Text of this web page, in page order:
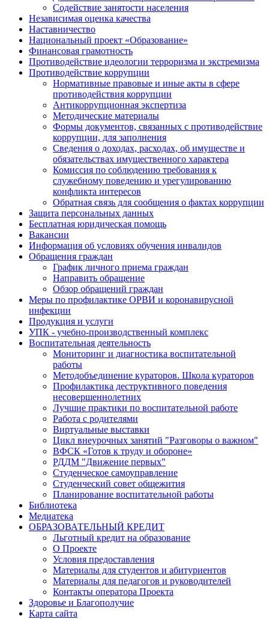
Содействие занятости населения
Независимая оценка качества
Наставничество
Национальный проект «Образование»
Финансовая грамотность
Противодействие идеологии терроризма и экстремизма
Противодействие коррупции
Нормативные правовые и иные акты в сфере
противодействия коррупции
Антикоррупционная экспертиза
Методические материалы
Формы документов, связанных с противодействие
коррупции, для заполнения
Сведения о доходах, расходах, об имуществе и
обязательствах имущественного характера
Комиссия по соблюдению требования к
служебному поведению и урегулированию
конфликта интересов
Обратная связь для сообщения о фактах коррупции
Защита персональных данных
Бесплатная юридическая помощь
Вакансии
Информация об условиях обучения инвалидов
Обращения граждан
График личного приема граждан
Направить обращение
Обзор обращений граждан
Меры по профилактике ОРВИ и коронавирусной
инфекции
Продукция и услуги
УПК - учебно-производственный комплекс
Воспитательная деятельность
Мониторинг и диагностика воспитательной
работы
Методобъединение кураторов. Школа кураторов
Профилактика деструктивного поведения
несовершеннолетних
Лучшие практики по воспитательной работе
Работа с родителями
Виртуальные выставки
Цикл внеурочных занятий "Разговоры о важном"
ВФСК «Готов к труду и обороне»
РДДМ "Движение первых"
Студенческое самоуправление
Студенческий совет общежития
Планирование воспитательной работы
Библиотека
Медиатека
ОБРАЗОВАТЕЛЬНЫЙ КРЕДИТ
Льготный кредит на образование
О Проекте
Условия предоставления
Материалы для студентов и абитуриентов
Материалы для педагогов и руководителей
Контакты оператора Проекта
Здоровье и Благополучие
Карта сайта